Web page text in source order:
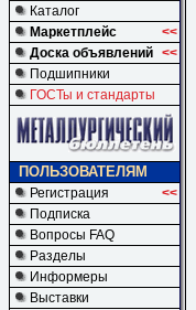
Каталог
Маркетплейс
<<
Доска объявлений <<
Подшипники
ГОСТы и стандарты
ПОЛЬЗОВАТЕЛЯМ
Регистрация
<<
Подписка
Вопросы FAQ
Разделы
Информеры
Выставки